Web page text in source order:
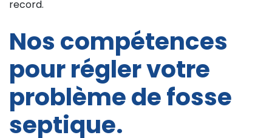
record.
Nos compétences
pour régler votre
problème de fosse
septique.